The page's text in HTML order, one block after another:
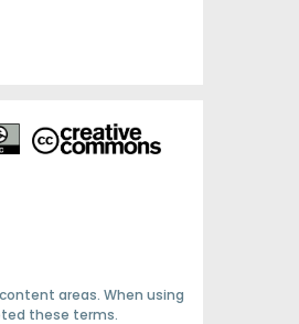
areas. When using
these terms.